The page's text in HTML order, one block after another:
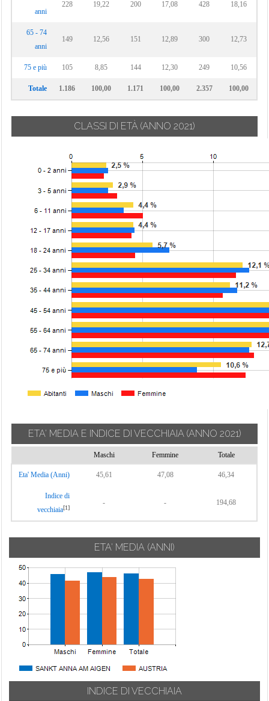
anni
228 19,22 200 17,08 428 18,16
65 - 74
anni
149 12,56 151 12,89 300 12,73
75 e più 105 8,85 144 12,30 249 10,56
Totale 1.186 100,00 1.171 100,00 2.357 100,00
CLASSI DI ETÀ (ANNO 2021)
ETA' MEDIA E INDICE DI VECCHIAIA (ANNO 2021)
Maschi Femmine Totale
Eta' Media (Anni) 45,61 47,08 46,34
Indice di
vecchiaia[1]
- - 194,68
ETA' MEDIA (ANNI)
INDICE DI VECCHIAIA